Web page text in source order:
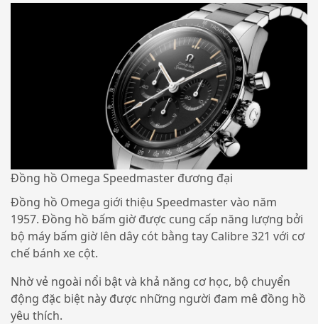
Đồng hồ Omega Speedmaster đương đại
Đồng hồ Omega giới thiệu Speedmaster vào năm
1957. Đồng hồ bấm giờ được cung cấp năng lượng bởi
bộ máy bấm giờ lên dây cót bằng tay Calibre 321 với cơ
chế bánh xe cột.
Nhờ vẻ ngoài nổi bật và khả năng cơ học, bộ chuyển
động đặc biệt này được những người đam mê đồng hồ
yêu thích.